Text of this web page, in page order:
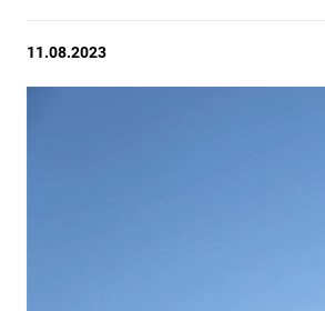
11.08.2023